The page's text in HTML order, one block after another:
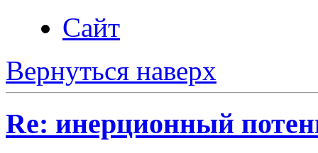
Сайт
Вернуться наверх
Re: инерционный